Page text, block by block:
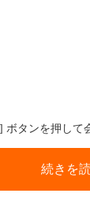
タンを押して
続きを